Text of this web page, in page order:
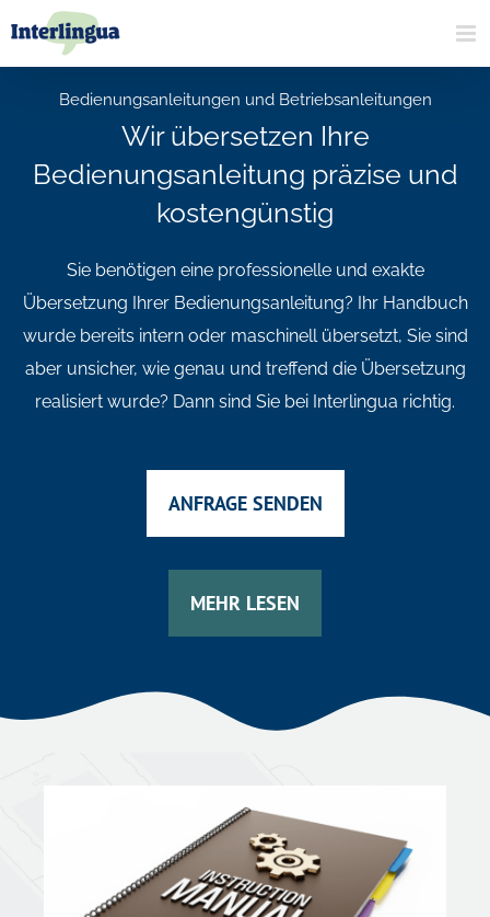
Bedienungsanleitungen und Betriebsanleitungen
Wir übersetzen Ihre
Bedienungsanleitung präzise und
kostengünstig
Sie benötigen eine professionelle und exakte
Übersetzung Ihrer Bedienungsanleitung? Ihr Handbuch
wurde bereits intern oder maschinell übersetzt, Sie sind
aber unsicher, wie genau und treffend die Übersetzung
realisiert wurde? Dann sind Sie bei Interlingua richtig.
ANFRAGE SENDEN
MEHR LESEN